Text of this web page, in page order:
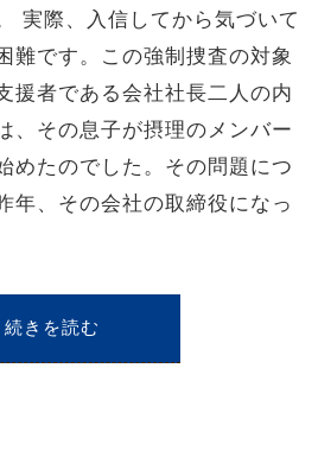
実際、入信してから気づいて
難です。この強制捜査の対象
援者である会社社長二人の内
、その息子が摂理のメンバー
めたのでした。その問題につ
年、その会社の取締役になっ
続きを読む